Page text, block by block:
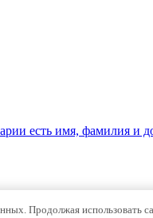
есть имя, фамилия и
Продолжая использовать